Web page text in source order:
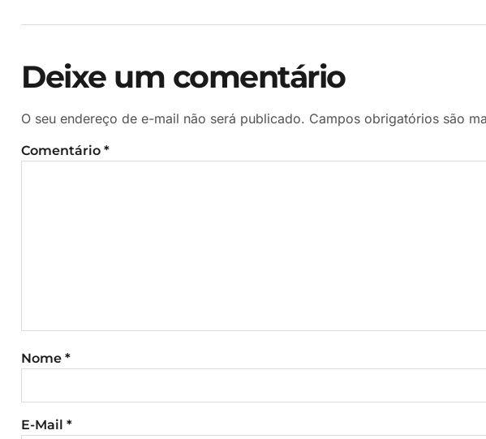
Deixe um comentário
O seu endereço de e-mail não será publicado. Campos obrigatórios são
Comentário *
Nome *
E-Mail *